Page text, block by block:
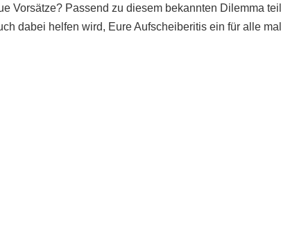
Vorsätze? Passend zu diesem bekannten Dilemma
dabei helfen wird, Eure Aufscheiberitis ein für alle mal